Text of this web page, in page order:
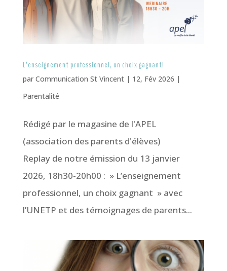
L’enseignement professionnel, un choix gagnant!
par Communication St Vincent| 12, Fév 2026 |
Parentalité
Rédigé par le magasine de l'APEL
(association des parents d'élèves)
Replay de notre émission du 13 janvier
2026, 18h30-20h00 : » L’enseignement
professionnel, un choix gagnant » avec
l’UNETP et des témoignages de parents...